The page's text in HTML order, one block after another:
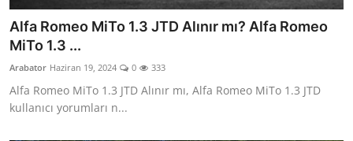
Alfa Romeo MiTo 1.3 JTD Alınır mı? Alfa Romeo
MiTo 1.3 ...
Arabator Haziran 19, 2024 0 333
Alfa Romeo MiTo 1.3 JTD Alınır mı, Alfa Romeo MiTo 1.3 JTD
kullanıcı yorumları n...